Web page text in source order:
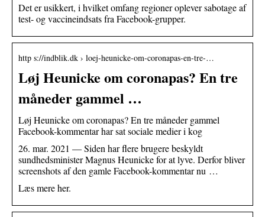
Det er usikkert, i hvilket omfang regioner oplever sabotage af
test- og vaccineindsats fra Facebook-grupper.
http s://indblik.dk › loej-heunicke-om-coronapas-en-tre-…
Løj Heunicke om coronapas? En tre
måneder gammel …
Løj Heunicke om coronapas? En tre måneder gammel
Facebook-kommentar har sat sociale medier i kog
26. mar. 2021 — Siden har flere brugere beskyldt
sundhedsminister Magnus Heunicke for at lyve. Derfor bliver
screenshots af den gamle Facebook-kommentar nu …
Læs mere her.